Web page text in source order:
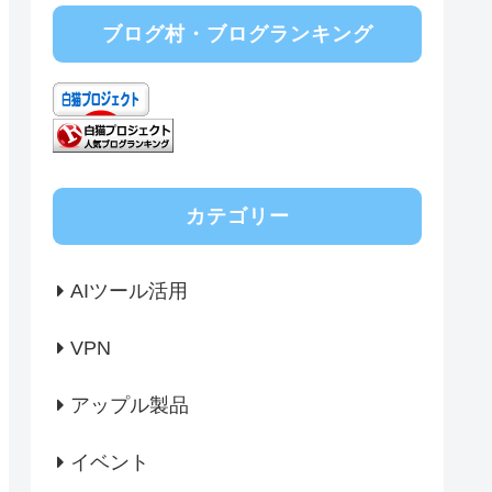
ブログ村・ブログランキング
カテゴリー
AIツール活用
VPN
アップル製品
イベント